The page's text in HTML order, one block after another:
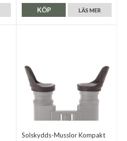
LÄS MER
KÖP
Solskydds-Musslor Kompakt